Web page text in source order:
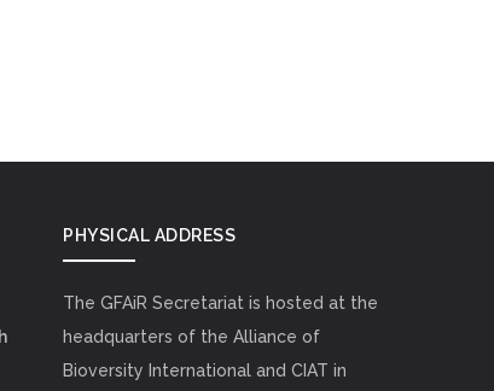
PHYSICAL ADDRESS
The GFAiR Secretariat is hosted at the
headquarters of the Alliance of
Bioversity International and CIAT in